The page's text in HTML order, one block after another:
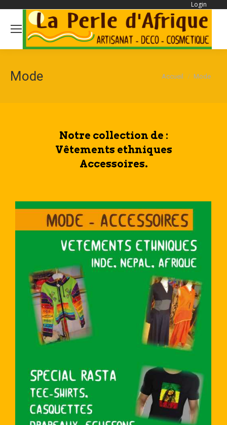
Login
Mode Vous êtes ici :
Accueil Mode
Notre collection de :
Vêtements ethniques
Accessoires.